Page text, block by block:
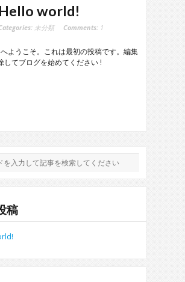
Hello world!
未分類 Comments: 1
ようこそ。これは最初の投稿です。編集
してブログを始めてください !
稿